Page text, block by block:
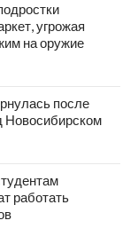
угрожая
на оружие
после
Новосибирском
работать